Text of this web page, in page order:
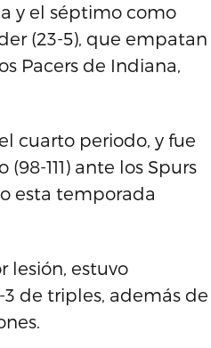
y el séptimo como
(23-5), que empatan
Pacers de Indiana,
cuarto periodo, y fue
111) ante los Spurs
esta temporada
lesión, estuvo
3 de triples, además de